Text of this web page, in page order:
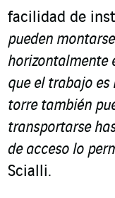
facilidad de
pueden
horizontalmente
que el trabajo es
torre también
transportarse
de acceso lo
Scialli.